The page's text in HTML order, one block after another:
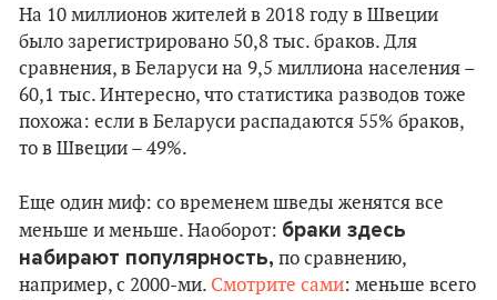
На 10 миллионов жителей в 2018 году в Швеции
было зарегистрировано 50,8 тыс. браков. Для
сравнения, в Беларуси на 9,5 миллиона населения –
60,1 тыс. Интересно, что статистика разводов тоже
похожа: если в Беларуси распадаются 55% браков,
то в Швеции – 49%.
Еще один миф: со временем шведы женятся все
меньше и меньше. Наоборот: браки здесь
набирают популярность, по сравнению,
например, с 2000-ми. Смотрите сами: меньше всего